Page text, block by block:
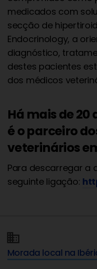
medicados com
secção de
Endocrinology, a
diagnóstico,
destes pacientes
dos médicos
Há mais de 20
é o parceiro
veterinários
Para descarregar a
seguinte ligação:
Morada local na